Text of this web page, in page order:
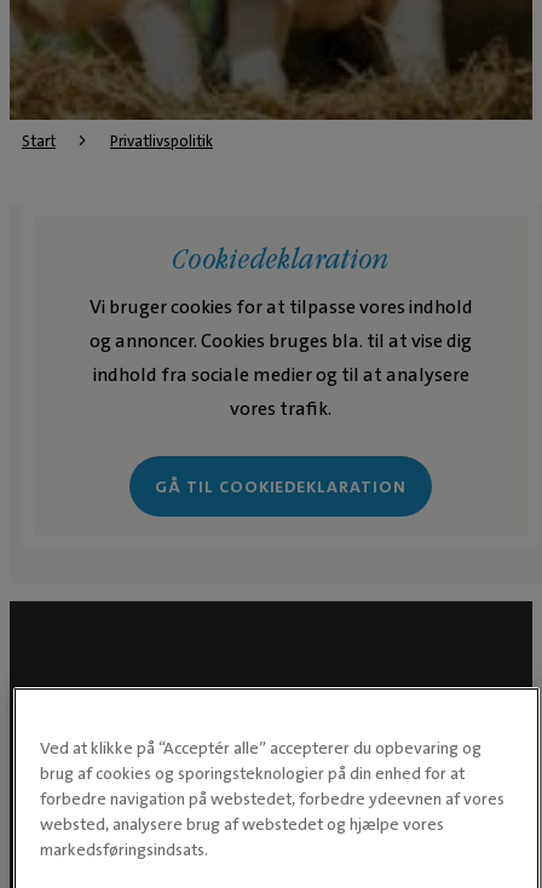
Start Privatlivspolitik
Cookiedeklaration
Vi bruger cookies for at tilpasse vores indhold
og annoncer. Cookies bruges bla. til at vise dig
indhold fra sociale medier og til at analysere
vores trafik.
GÅ TIL COOKIEDEKLARATION
Ved at klikke på “Acceptér alle” accepterer du opbevaring og
brug af cookies og sporingsteknologier på din enhed for at
forbedre navigation på webstedet, forbedre ydeevnen af vores
websted, analysere brug af webstedet og hjælpe vores
markedsføringsindsats.